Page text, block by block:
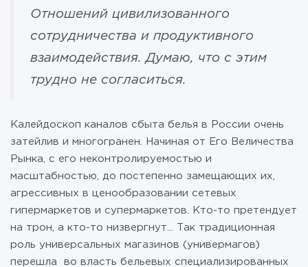
Отношений цивилизованного
сотрудничества и продуктивного
взаимодействия. Думаю, что с этим
трудно не согласиться.
Калейдоскоп каналов сбыта белья в России очень
затейлив и многогранен. Начиная от Его Величества
Рынка, с его неконтролируемостью и
масштабностью, до постепенно замещающих их,
агрессивных в ценообразовании сетевых
гипермаркетов и супермаркетов. Кто-то претендует
на трон, а кто-то низвергнут... Так традиционная
роль универсальных магазинов (универмагов)
перешла во власть бельевых специализированных